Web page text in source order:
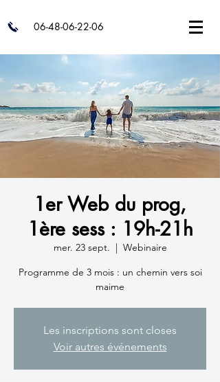
06-48-06-22-06
1er Web du prog,
1ère sess : 19h-21h
mer. 23 sept.
  |
Webinaire
Programme de 3 mois : un chemin vers soi
maime
Les inscriptions sont closes
Voir autres événements